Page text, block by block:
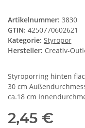
Artikelnummer: 3830
GTIN: 4250770602621
Kategorie: Styropor
Hersteller: Creativ-
Styroporring hinten
30 cm
ca.18 cm
2,45 €